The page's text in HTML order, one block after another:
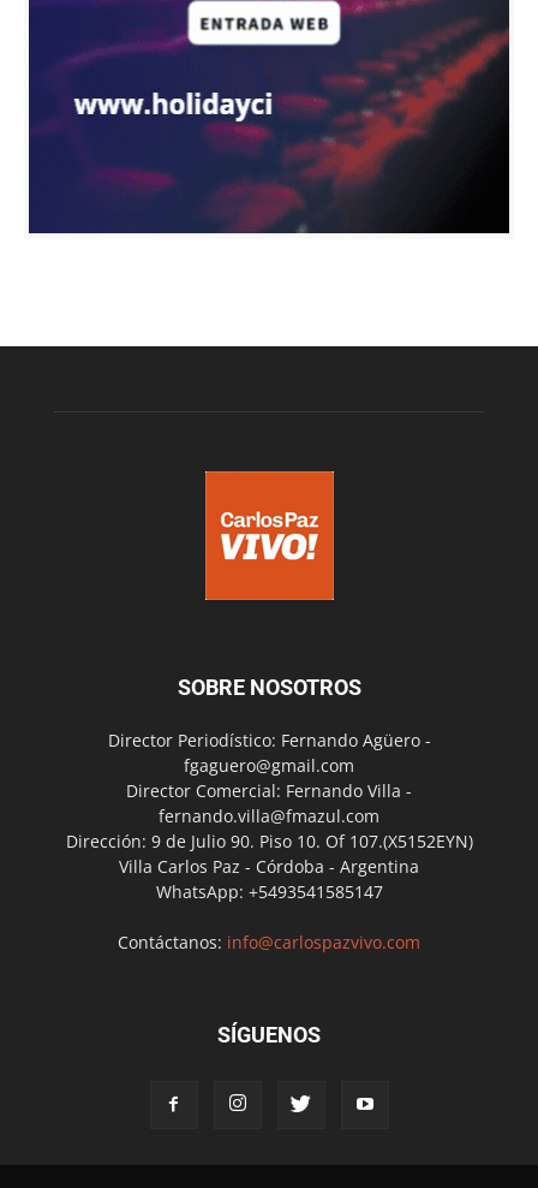
SOBRE NOSOTROS
Director Periodístico: Fernando Agüero -
fgaguero@gmail.com
Director Comercial: Fernando Villa -
fernando.villa@fmazul.com
Dirección: 9 de Julio 90. Piso 10. Of 107.(X5152EYN)
Villa Carlos Paz - Córdoba - Argentina
WhatsApp: +5493541585147
Contáctanos: info@carlospazvivo.com
SÍGUENOS